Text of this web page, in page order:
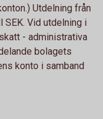
Utdelning från
Vid utdelning i
- administrativa
bolagets
konto i samband